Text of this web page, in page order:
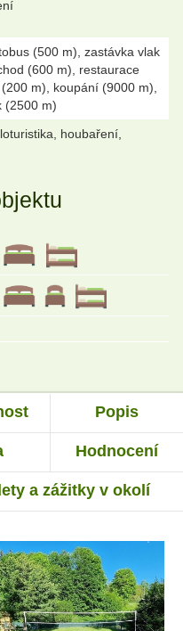
(500 m), zastávka vlak
(600 m), restaurace
m), koupání (9000 m),
(2500 m)
houbaření,
Popis
Hodnocení
a zážitky v okolí